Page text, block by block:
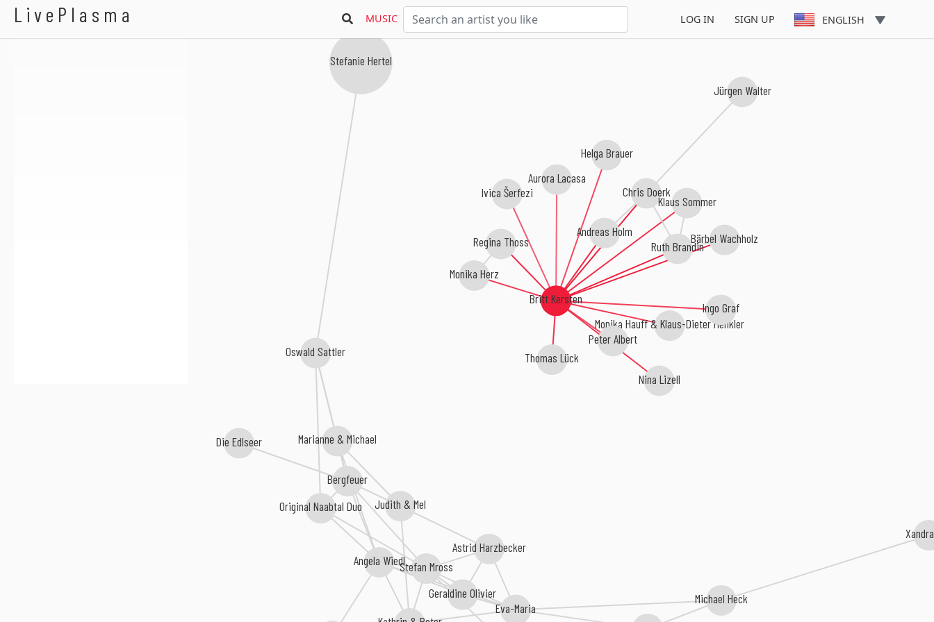
LivePlasma MUSIC LOG IN SIGN UP ENGLISH
Britt Kersten
Chris Doerk
Ruth Brandin
Regina Thoss
Andreas Holm
Thomas Lück
Klaus Sommer
Monika Hauff & Klaus-Dieter Henkler
Nina Lizell
Monika Herz
Ingo Graf
Helga Brauer
Peter Albert
Ivica Šerfezi
Aurora Lacasa
Bärbel Wachholz
Angela Wiedl
Astrid Harzbecker
Michael Heck
Jürgen Walter
Judith & Mel
Eva-Maria
Geraldine Olivier
Stefan Mross
Bergfeuer
Marianne & Michael
Original Naabtal Duo
Stefanie Hertel
Oswald Sattler
Die Edlseer
Britt Kersten